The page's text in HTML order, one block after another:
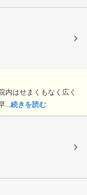
内はせまくもなく広く
続きを読む